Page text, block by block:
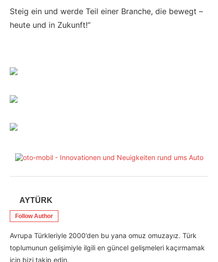
Steig ein und werde Teil einer Branche, die bewegt –
heute und in Zukunft!“
AYTÜRK
Follow Author
Avrupa Türkleriyle 2000’den bu yana omuz omuzayız. Türk
toplumunun gelişimiyle ilgili en güncel gelişmeleri kaçırmamak
için bizi takip edin.